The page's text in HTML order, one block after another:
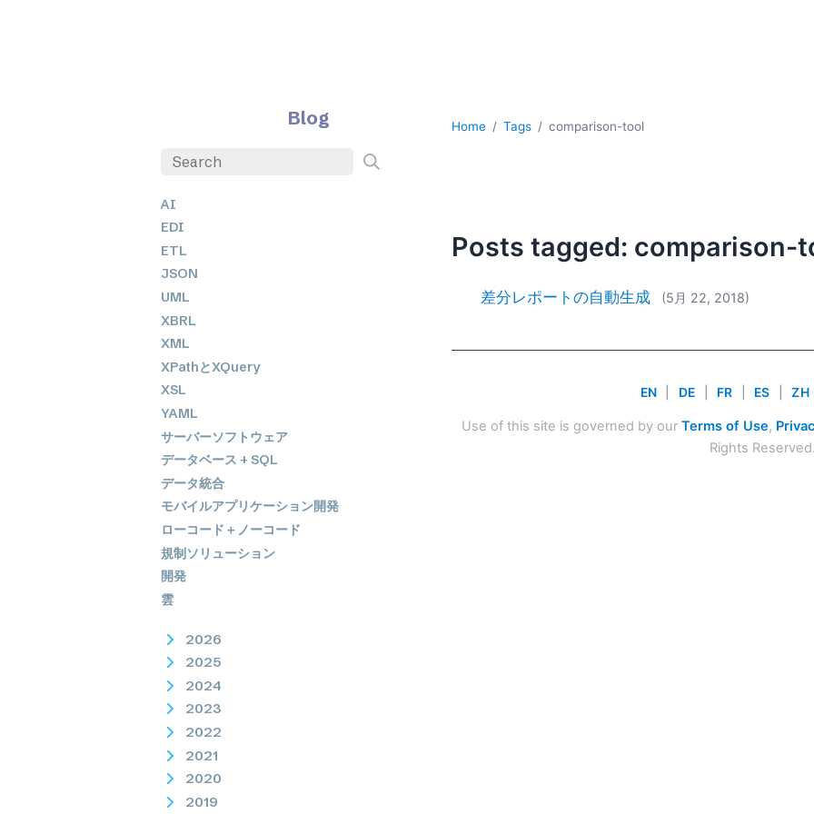
Blog
AI
EDI
ETL
JSON
UML
XBRL
XML
XPathとXQuery
XSL
YAML
サーバーソフトウェア
データベース + SQL
データ統合
モバイルアプリケーション開発
ローコード＋ノーコード
規制ソリューション
開発
雲
2026
2025
2024
2023
2022
2021
2020
2019
Home Tags comparison-tool
Posts tagged: comparison-
差分レポートの自動生成 (5月 22, 2018)
EN DE FR ES ZH
Use of this site is governed by our Terms of Use,
Rights